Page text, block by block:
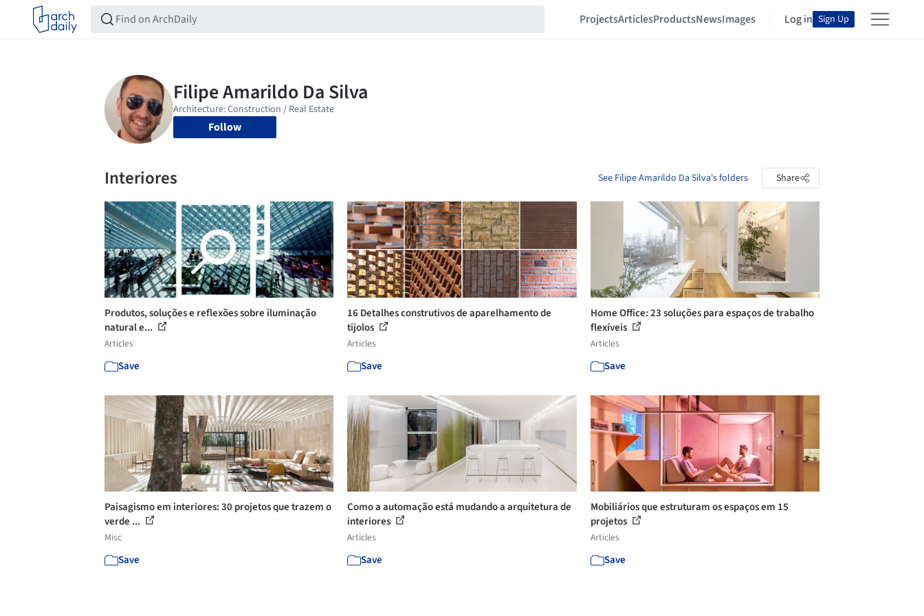
ProjectsArticlesProductsNewsImages Log in Sign Up
Follow
Interiores See Filipe Amarildo Da Silva's folders Share
Produtos, soluções e reflexões sobre iluminação
natural e...
Articles
Save
16 Detalhes construtivos de aparelhamento de
tijolos
Articles
Save
Home Office: 23 soluções para espaços de trabalho
flexíveis
Articles
Save
Paisagismo em interiores: 30 projetos que trazem o
verde ...
Misc
Save
Como a automação está mudando a arquitetura de
interiores
Articles
Save
Mobiliários que estruturam os espaços em 15
projetos
Articles
Save